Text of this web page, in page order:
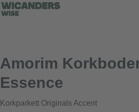
Amorim
Essence
Korkparkett Originals Accent